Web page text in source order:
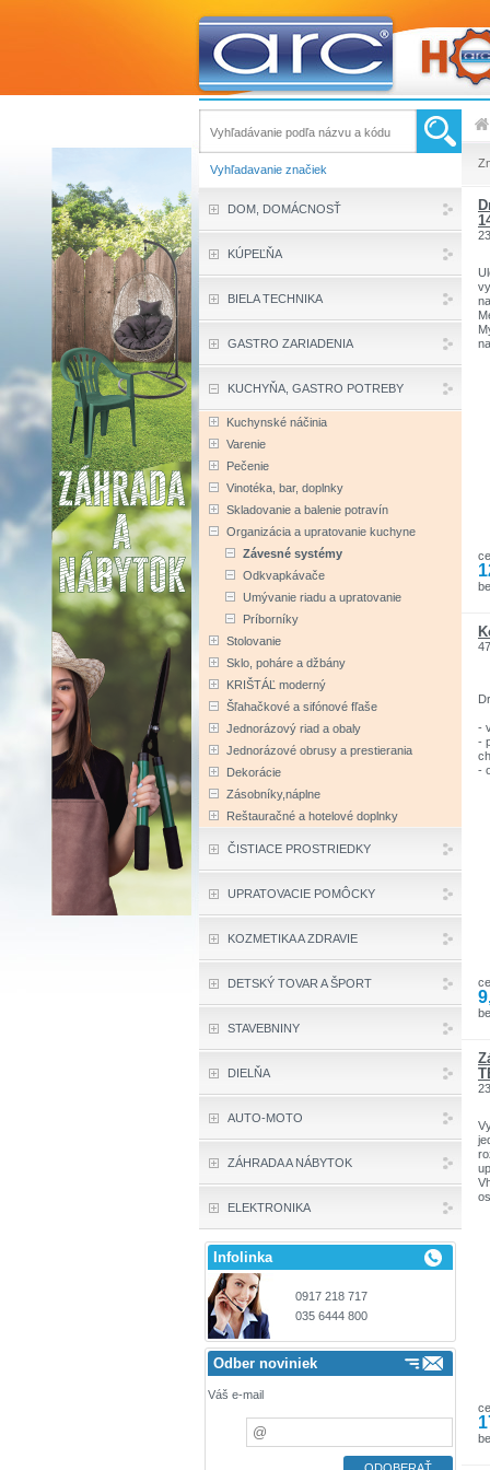
-
-
-
-
Vyhľadavanie značiek
DOM, DOMÁCNOSŤ
KÚPEĽŇA
BIELA TECHNIKA
GASTRO ZARIADENIA
KUCHYŇA, GASTRO POTREBY
Kuchynské náčinia
Varenie
Pečenie
Vinotéka, bar, doplnky
Skladovanie a balenie potravín
Organizácia a upratovanie kuchyne
Závesné systémy
Odkvapkávače
Umývanie riadu a upratovanie
Príborníky
Stolovanie
Sklo, poháre a džbány
KRIŠTÁĽ moderný
Šľahačkové a sifónové fľaše
Jednorázový riad a obaly
Jednorázové obrusy a prestierania
Dekorácie
Zásobníky,náplne
Reštauračné a hotelové doplnky
ČISTIACE PROSTRIEDKY
UPRATOVACIE POMÔCKY
KOZMETIKA A ZDRAVIE
DETSKÝ TOVAR A ŠPORT
STAVEBNINY
DIELŇA
AUTO-MOTO
ZÁHRADA A NÁBYTOK
ELEKTRONIKA
Infolinka
0917 218 717
035 6444 800
Odber noviniek
Váš e-mail